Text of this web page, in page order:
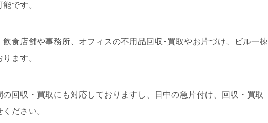
です。
食店舗や事務所、オフィスの不用品回収･買取やお片づけ、ビル一棟
ます。
回収・買取にも対応しておりますし、日中の急片付け、回収・買取
ださい。